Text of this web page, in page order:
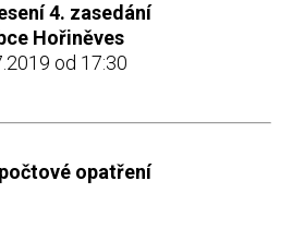
4. zasedání
Hořiněves
od 17:30
opatření